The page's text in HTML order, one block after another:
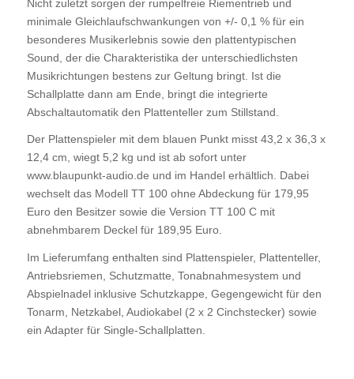
Nicht zuletzt sorgen der rumpelfreie Riementrieb und
minimale Gleichlaufschwankungen von +/- 0,1 % für ein
besonderes Musikerlebnis sowie den plattentypischen
Sound, der die Charakteristika der unterschiedlichsten
Musikrichtungen bestens zur Geltung bringt. Ist die
Schallplatte dann am Ende, bringt die integrierte
Abschaltautomatik den Plattenteller zum Stillstand.
Der Plattenspieler mit dem blauen Punkt misst 43,2 x 36,3 x
12,4 cm, wiegt 5,2 kg und ist ab sofort unter
www.blaupunkt-audio.de und im Handel erhältlich. Dabei
wechselt das Modell TT 100 ohne Abdeckung für 179,95
Euro den Besitzer sowie die Version TT 100 C mit
abnehmbarem Deckel für 189,95 Euro.
Im Lieferumfang enthalten sind Plattenspieler, Plattenteller,
Antriebsriemen, Schutzmatte, Tonabnahmesystem und
Abspielnadel inklusive Schutzkappe, Gegengewicht für den
Tonarm, Netzkabel, Audiokabel (2 x 2 Cinchstecker) sowie
ein Adapter für Single-Schallplatten.